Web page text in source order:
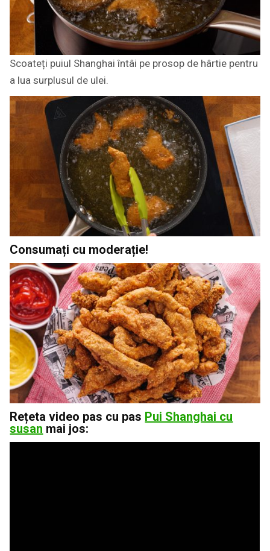
Scoateți puiul Shanghai întâi pe prosop de hârtie pentru
a lua surplusul de ulei.
Consumați cu moderație!
Rețeta video pas cu pas Pui Shanghai cu
susan mai jos: